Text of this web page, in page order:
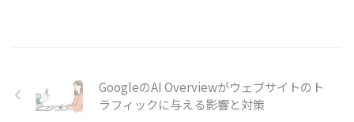
GoogleのAI Overviewがウェブサイトのト
ラフィックに与える影響と対策